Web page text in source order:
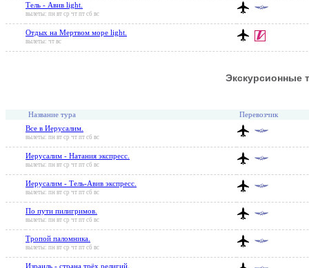
Тель - Авив light.
вылеты: пн вт ср чт пт сб вс
Отдых на Мертвом море light.
вылеты: чт вс
Экскурсионные
Название тура Перевозчик
Все в Иерусалим.
вылеты: пн вт ср чт пт сб вс
Иерусалим - Натания экспресс.
вылеты: пн вт ср чт пт сб вс
Иерусалим - Тель-Авив экспресс.
вылеты: пн вт ср чт пт сб вс
По пути пилигримов.
вылеты: пн вт ср чт пт сб вс
Тропой паломника.
вылеты: пн вт ср чт пт сб вс
Израиль - страна трёх религий.